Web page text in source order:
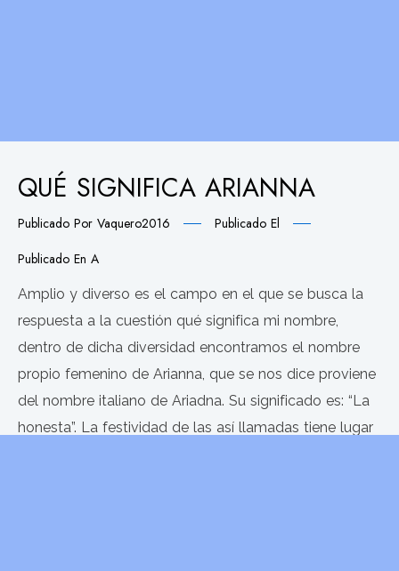
QUÉ SIGNIFICA ARIANNA
Publicado Por Vaquero2016
Publicado El
Publicado En A
Amplio y diverso es el campo en el que se busca la
respuesta a la cuestión qué significa mi nombre,
dentro de dicha diversidad encontramos el nombre
propio femenino de Arianna, que se nos dice proviene
del nombre italiano de Ariadna. Su significado es: “La
honesta”. La festividad de las así llamadas tiene lugar